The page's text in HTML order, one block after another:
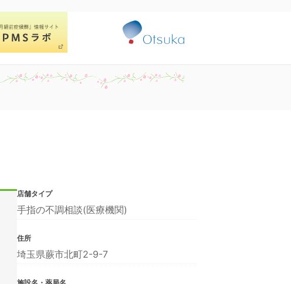
店舗タイプ
手指の不調相談(医療機関)
住所
埼玉県蕨市北町2-9-7